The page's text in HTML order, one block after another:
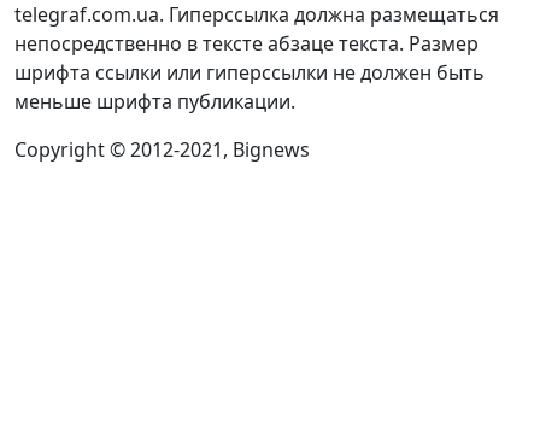
telegraf.com.ua. Гиперссылка должна размещаться
непосредственно в тексте абзаце текста. Размер
шрифта ссылки или гиперссылки не должен быть
меньше шрифта публикации.
Copyright © 2012-2021, Bignews